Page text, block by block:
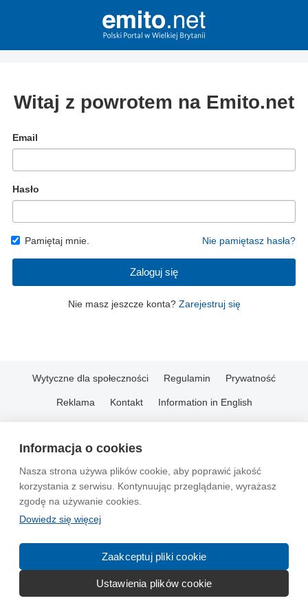
Informacja o cookies
Nasza strona używa plików cookie, aby poprawić jakość
korzystania z serwisu. Kontynuując przeglądanie, wyrażasz
zgodę na używanie cookies.
Dowiedz się więcej
Zaakceptuj pliki cookie
Ustawienia plików cookie
Witaj z powrotem na Emito.net
Email
Hasło
Pamiętaj mnie. Nie pamiętasz hasła?
Zaloguj się
Nie masz jeszcze konta? Zarejestruj się
Wytyczne dla społeczności Regulamin Prywatność
Reklama Kontakt Information in English